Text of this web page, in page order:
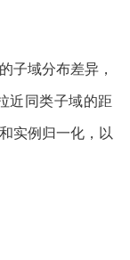
子域分布差异，
近同类子域的距
实例归一化，以